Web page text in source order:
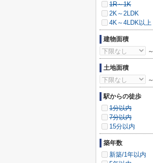
1R～1K
2K～2LDK
4K～4LDK以上
建物面積
～
土地面積
～
駅からの徒歩
1分以内
7分以内
15分以内
築年数
新築/1年以内